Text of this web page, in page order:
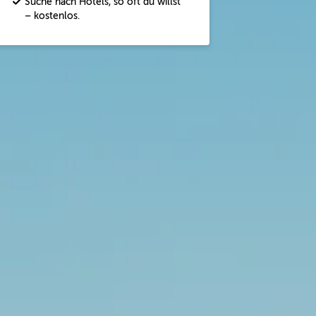
– kostenlos.